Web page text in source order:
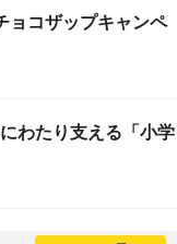
ョコザップキャンペ
わたり支える「小学